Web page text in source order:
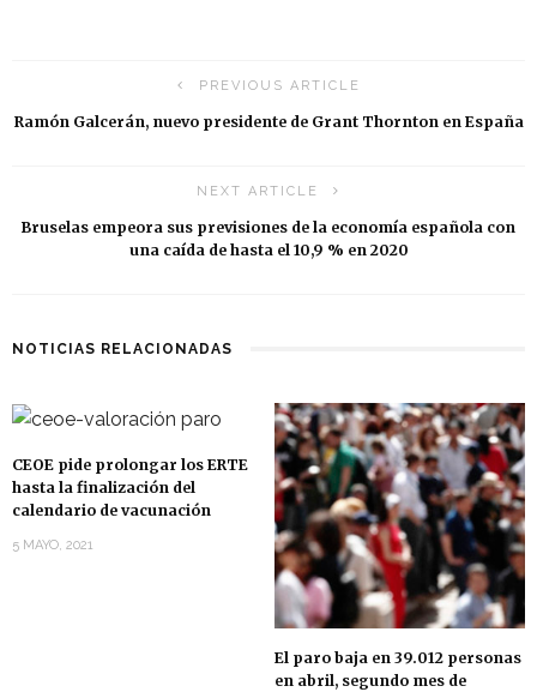
PREVIOUS ARTICLE
Ramón Galcerán, nuevo presidente de Grant Thornton en España
NEXT ARTICLE
Bruselas empeora sus previsiones de la economía española con
una caída de hasta el 10,9 % en 2020
NOTICIAS RELACIONADAS
CEOE pide prolongar los ERTE
hasta la finalización del
calendario de vacunación
5 MAYO, 2021
El paro baja en 39.012 personas
en abril, segundo mes de